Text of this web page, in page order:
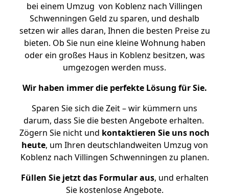
bei einem Umzug von Koblenz nach Villingen
Schwenningen Geld zu sparen, und deshalb
setzen wir alles daran, Ihnen die besten Preise zu
bieten. Ob Sie nun eine kleine Wohnung haben
oder ein großes Haus in Koblenz besitzen, was
umgezogen werden muss.
Wir haben immer die perfekte Lösung für Sie.
Sparen Sie sich die Zeit – wir kümmern uns
darum, dass Sie die besten Angebote erhalten.
Zögern Sie nicht und kontaktieren Sie uns noch
heute, um Ihren deutschlandweiten Umzug von
Koblenz nach Villingen Schwenningen zu planen.
Füllen Sie jetzt das Formular aus, und erhalten
Sie kostenlose Angebote.